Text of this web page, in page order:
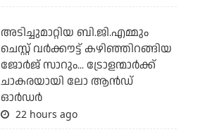
അടിച്ചുമാറ്റിയ ബി.ജി.എമ്മും
ചെസ്റ്റ് വര്‍ക്കൗട്ട് കഴിഞ്ഞിറങ്ങിയ
ജോര്‍ജ് സാറും... ട്രോളന്മാര്‍ക്ക്
ചാകരയായി ലോ ആന്‍ഡ്
ഓര്‍ഡര്‍
22 hours ago